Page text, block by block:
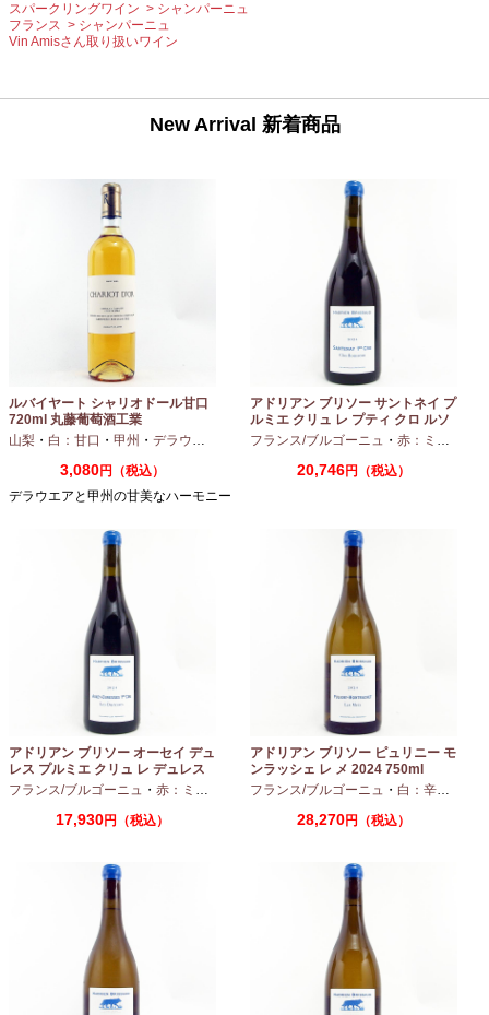
スパークリングワイン
シャンパーニュ
フランス
シャンパーニュ
Vin Amisさん取り扱いワイン
New Arrival 新着商品
ルバイヤート シャリオドール甘口
720ml 丸藤葡萄酒工業
山梨 ・ 白：甘口 ・ 甲州 ・ デラウエア
3,080円（税込）
デラウエアと甲州の甘美なハーモニー
アドリアン ブリソー サントネイ プ
ルミエ クリュ レ プティ クロ ルソ
ー 2024 750ml
フランス/ブルゴーニュ ・ 赤：ミディアムボディ
20,746円（税込）
アドリアン ブリソー オーセイ デュ
レス プルミエ クリュ レ デュレス
2024 750ml
フランス/ブルゴーニュ ・ 赤：ミディアムボディ ・ピノノワール
17,930円（税込）
アドリアン ブリソー ピュリニー モ
ンラッシェ レ メ 2024 750ml
フランス/ブルゴーニュ ・ 白：辛口
28,270円（税込）